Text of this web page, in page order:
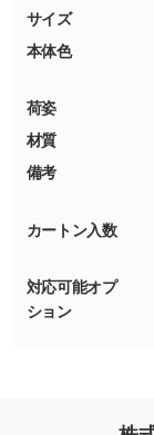
現物支給に
しく見る
・背景が
シンプルな
ター部分
り抜き処
・持って
しの作り方
印刷したい
商品が破損
・商品到着
・お客様
品・色・
サイズ
本体色
荷姿
材質
備考
カートン入数
対応可能オプ
ション